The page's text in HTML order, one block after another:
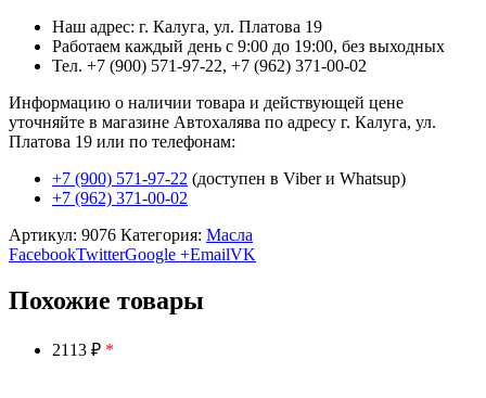
Наш адрес: г. Калуга, ул. Платова 19
Работаем каждый день с 9:00 до 19:00, без выходных
Тел. +7 (900) 571-97-22, +7 (962) 371-00-02
Информацию о наличии товара и действующей цене
уточняйте в магазине Автохалява по адресу г. Калуга, ул.
Платова 19 или по телефонам:
+7 (900) 571-97-22 (доступен в Viber и Whatsup)
+7 (962) 371-00-02
Артикул: 9076 Категория: Масла
FacebookTwitterGoogle +EmailVK
Похожие товары
2113 ₽ *